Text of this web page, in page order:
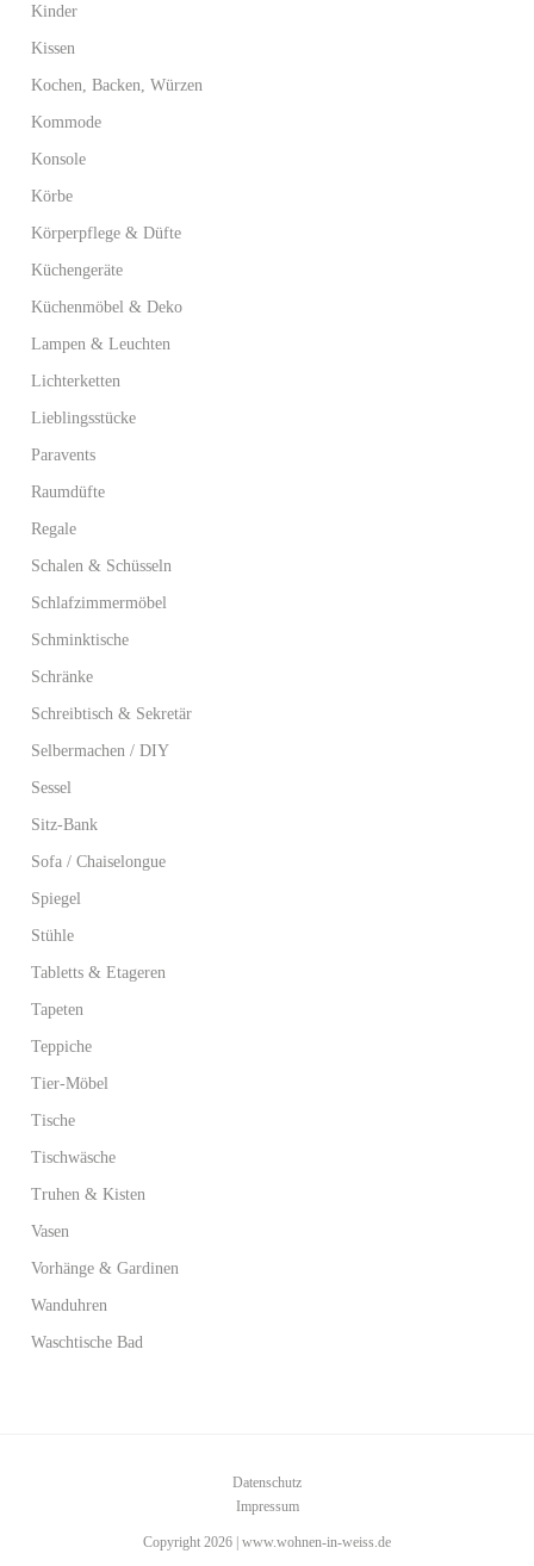
Kinder
Kissen
Kochen, Backen, Würzen
Kommode
Konsole
Körbe
Körperpflege & Düfte
Küchengeräte
Küchenmöbel & Deko
Lampen & Leuchten
Lichterketten
Lieblingsstücke
Paravents
Raumdüfte
Regale
Schalen & Schüsseln
Schlafzimmermöbel
Schminktische
Schränke
Schreibtisch & Sekretär
Selbermachen / DIY
Sessel
Sitz-Bank
Sofa / Chaiselongue
Spiegel
Stühle
Tabletts & Etageren
Tapeten
Teppiche
Tier-Möbel
Tische
Tischwäsche
Truhen & Kisten
Vasen
Vorhänge & Gardinen
Wanduhren
Waschtische Bad
Datenschutz
Impressum
Copyright 2026 | www.wohnen-in-weiss.de